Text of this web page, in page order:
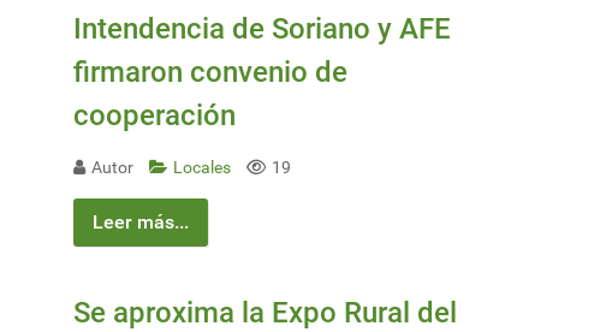
Intendencia de Soriano y AFE
firmaron convenio de
cooperación
Autor Locales 19
Leer más...
Se aproxima la Expo Rural del